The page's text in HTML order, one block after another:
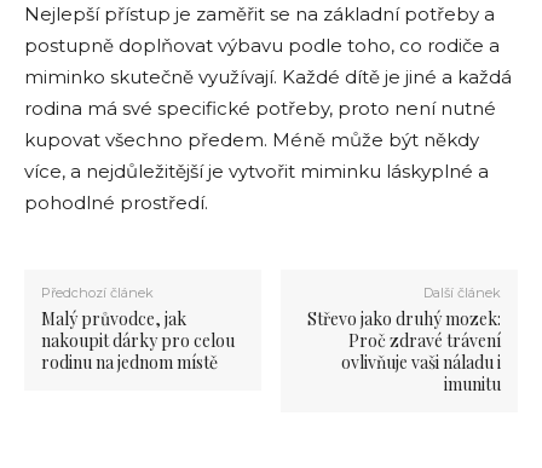
Nejlepší přístup je zaměřit se na základní potřeby a
postupně doplňovat výbavu podle toho, co rodiče a
miminko skutečně využívají. Každé dítě je jiné a každá
rodina má své specifické potřeby, proto není nutné
kupovat všechno předem. Méně může být někdy
více, a nejdůležitější je vytvořit miminku láskyplné a
pohodlné prostředí.
Předchozí článek
Malý průvodce, jak
nakoupit dárky pro celou
rodinu na jednom místě
Další článek
Střevo jako druhý mozek:
Proč zdravé trávení
ovlivňuje vaši náladu i
imunitu